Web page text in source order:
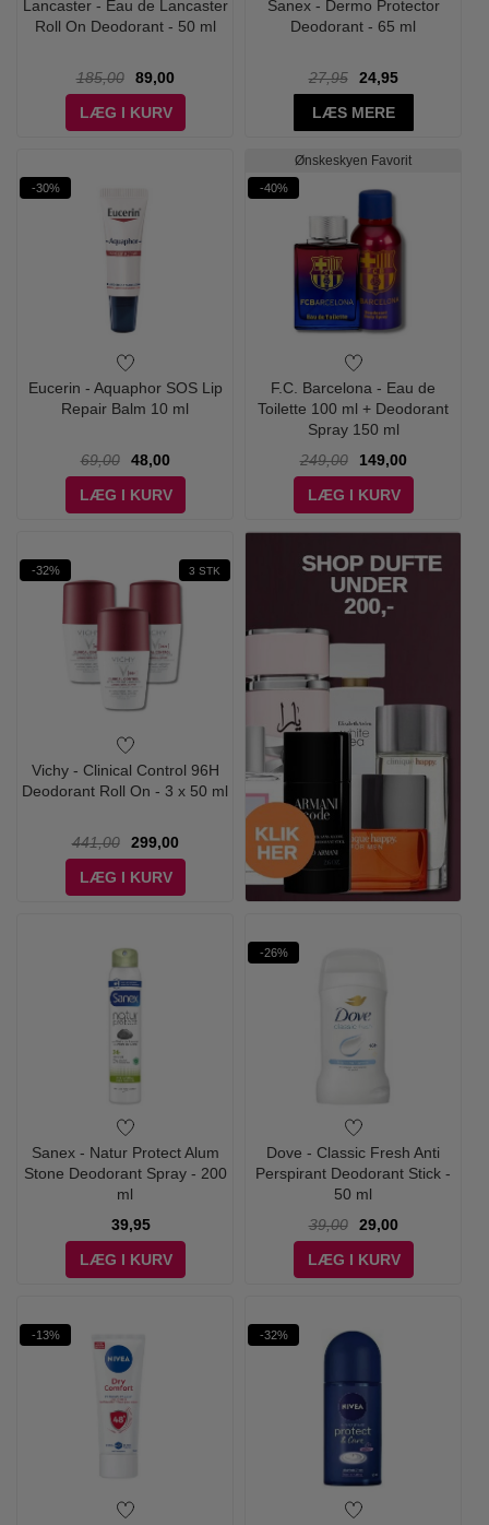
Lancaster - Eau de Lancaster
Roll On Deodorant - 50 ml
185,00
89,00
LÆG I KURV
Sanex - Dermo Protector
Deodorant - 65 ml
27,95
24,95
LÆS MERE
-30%
Eucerin - Aquaphor SOS Lip
Repair Balm 10 ml
69,00
48,00
LÆG I KURV
Ønskeskyen Favorit
-40%
F.C. Barcelona - Eau de
Toilette 100 ml + Deodorant
Spray 150 ml
249,00
149,00
LÆG I KURV
-32% 3 STK
Vichy - Clinical Control 96H
Deodorant Roll On - 3 x 50 ml
441,00
299,00
LÆG I KURV
Sanex - Natur Protect Alum
Stone Deodorant Spray - 200
ml
39,95
LÆG I KURV
-26%
Dove - Classic Fresh Anti
Perspirant Deodorant Stick -
50 ml
39,00
29,00
LÆG I KURV
-13% -32%